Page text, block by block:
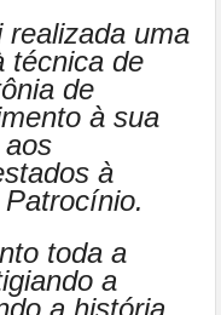
realizada uma
técnica de
de
à sua
à
toda a
a